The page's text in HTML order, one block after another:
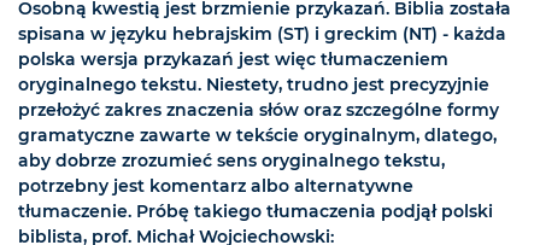
Osobną kwestią jest brzmienie przykazań. Biblia została
spisana w języku hebrajskim (ST) i greckim (NT) - każda
polska wersja przykazań jest więc tłumaczeniem
oryginalnego tekstu. Niestety, trudno jest precyzyjnie
przełożyć zakres znaczenia słów oraz szczególne formy
gramatyczne zawarte w tekście oryginalnym, dlatego,
aby dobrze zrozumieć sens oryginalnego tekstu,
potrzebny jest komentarz albo alternatywne
tłumaczenie. Próbę takiego tłumaczenia podjął polski
biblista, prof. Michał Wojciechowski: